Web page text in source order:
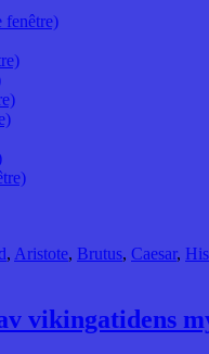
fenêtre)
, Aristote, Brutus, Caesar,
vikingatidens